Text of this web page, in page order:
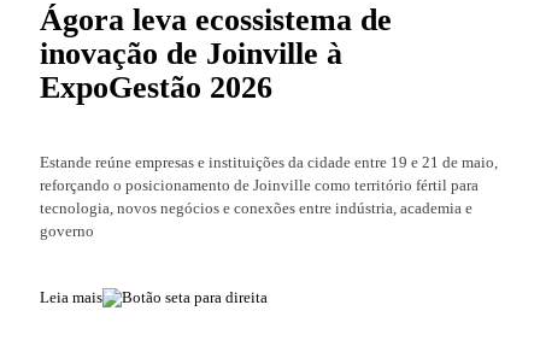
Ágora leva ecossistema de
inovação de Joinville à
ExpoGestão 2026
Estande reúne empresas e instituições da cidade entre 19 e 21 de maio,
reforçando o posicionamento de Joinville como território fértil para
tecnologia, novos negócios e conexões entre indústria, academia e
governo
Leia mais